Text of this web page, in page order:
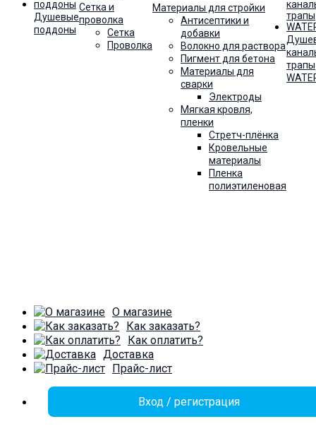
Душевые
поддоны
Сетка и
проволка
Сетка
Проволка
Материалы для стройки
Антисептики и
добавки
Волокно для раствора
Пигмент для бетона
Материалы для
сварки
Электроды
Мягкая кровля,
пленки
Стретч-плёнка
Кровельные
материалы
Пленка
полиэтиленовая
трапы
О магазине
Как заказать?
Как оплатить?
Доставка
Прайс-лист
Вход / регистрация